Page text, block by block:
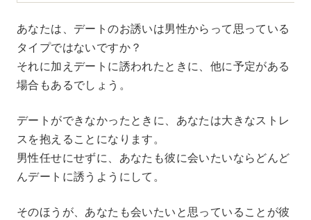
あなたは、デートのお誘いは男性からって思っている
タイプではないですか？
それに加えデートに誘われたときに、他に予定がある
場合もあるでしょう。
デートができなかったときに、あなたは大きなストレ
スを抱えることになります。
男性任せにせずに、あなたも彼に会いたいならどんど
んデートに誘うようにして。
そのほうが、あなたも会いたいと思っていることが彼